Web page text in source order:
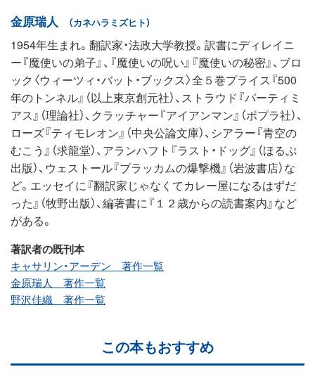
金原瑞人 （カネハラミズヒト）
1954年生まれ。翻訳家・法政大学教授。訳書にディレイニ
ー『魔使いの弟子』、『魔使いの呪い』『魔使いの秘密』、ブロ
ック〈ウィーツィ・バット・ブックス〉全５巻プライス『500
年のトンネル』（以上東京創元社）、ストラウド『バーティミ
アス』（理論社）、クラッチャー『アイアンマン』（ポプラ社）、
ローズ『ティモレオン』（中央公論文庫）、シアラー『青空の
むこう』（求龍堂）、アランハフト『ラスト・ドッグ』（ほるぷ
出版）、ウェストール『ブラッカムの爆撃機』（岩波書店）な
ど。エッセイに『翻訳家じゃなくてカレー屋になるはずだ
った』（牧野出版）、編著書に『１２歳からの読書案内』など
がある。
著訳者の既刊本
キャサリン・アーデン 著作一覧
金原瑞人 著作一覧
野沢佳織 著作一覧
この本もおすすめ